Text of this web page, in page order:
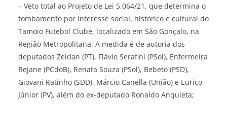
– Veto total ao Projeto de Lei 5.064/21, que determina o
tombamento por interesse social, histórico e cultural do
Tamoio Futebol Clube, localizado em São Gonçalo, na
Região Metropolitana. A medida é de autoria dos
deputados Zeidan (PT), Flávio Serafini (PSol), Enfermeira
Rejane (PCdoB), Renata Souza (PSol), Bebeto (PSD),
Giovani Ratinho (SDD), Márcio Canella (União) e Eurico
Júnior (PV), além do ex-deputado Ronaldo Anquieta;